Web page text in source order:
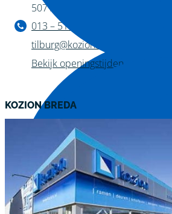
5071 NW Udenhout
013 – 511 04 11
tilburg@kozion.nl
Bekijk openingstijden
KOZION BREDA